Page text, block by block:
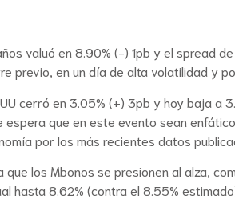
valuó en 8.90% (-) 1pb y el spread
previo, en un día de alta volatilidad y
cerró en 3.05% (+) 3pb y hoy baja a
espera que en este evento sean
por los más recientes datos
que los Mbonos se presionen al alza,
hasta 8.62% (contra el 8.55%